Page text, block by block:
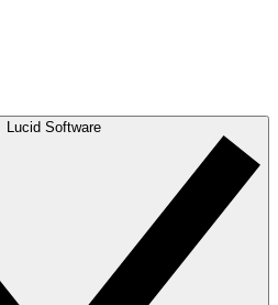
Lucid Software